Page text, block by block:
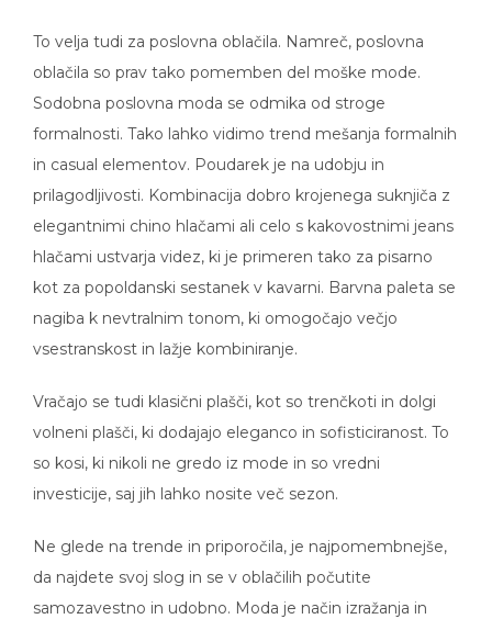
To velja tudi za poslovna oblačila. Namreč, poslovna
oblačila so prav tako pomemben del moške mode.
Sodobna poslovna moda se odmika od stroge
formalnosti. Tako lahko vidimo trend mešanja formalnih
in casual elementov. Poudarek je na udobju in
prilagodljivosti. Kombinacija dobro krojenega suknjiča z
elegantnimi chino hlačami ali celo s kakovostnimi jeans
hlačami ustvarja videz, ki je primeren tako za pisarno
kot za popoldanski sestanek v kavarni. Barvna paleta se
nagiba k nevtralnim tonom, ki omogočajo večjo
vsestranskost in lažje kombiniranje.
Vračajo se tudi klasični plašči, kot so trenčkoti in dolgi
volneni plašči, ki dodajajo eleganco in sofisticiranost. To
so kosi, ki nikoli ne gredo iz mode in so vredni
investicije, saj jih lahko nosite več sezon.
Ne glede na trende in priporočila, je najpomembnejše,
da najdete svoj slog in se v oblačilih počutite
samozavestno in udobno. Moda je način izražanja in